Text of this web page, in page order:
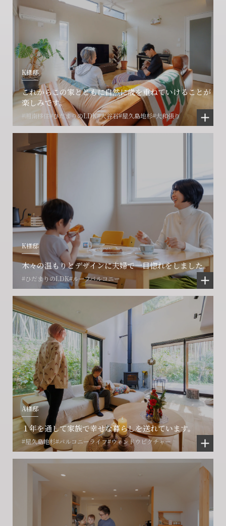
K様邸
これからこの家とともに自然に歳を重ねていけることが
楽しみです。
#湘南移住#ひだまりのLDK#大谷石#屋久島地杉#大和張り
K様邸
木々の温もりとデザインに夫婦で一目惚れをしました。
#ひだまりのLDK#ルーフバルコニー
A様邸
１年を通して家族で幸せな暮らしを送れています。
#屋久島地杉#バルコニーライフ#ウィンドウピクチャー